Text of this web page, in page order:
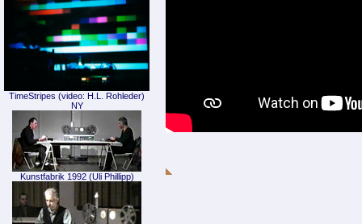
TimeStripes (video: H.L. Rohleder)
NY
Kunstfabrik 1992 (Uli Phillipp)